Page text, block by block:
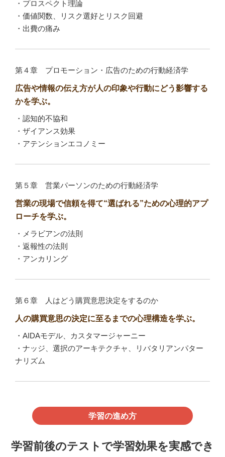
・プロスペクト理論
・価値関数、リスク選好とリスク回避
・出費の痛み
第４章 プロモーション・広告のための行動経済学
広告や情報の伝え方が人の印象や行動にどう影響する
かを学ぶ。
・認知的不協和
・ザイアンス効果
・アテンションエコノミー
第５章 営業パーソンのための行動経済学
営業の現場で信頼を得て“選ばれる”ための心理的アプ
ローチを学ぶ。
・メラビアンの法則
・返報性の法則
・アンカリング
第６章 人はどう購買意思決定をするのか
人の購買意思の決定に至るまでの心理構造を学ぶ。
・AIDAモデル、カスタマージャーニー
・ナッジ、選択のアーキテクチャ、リバタリアンパター
ナリズム
学習の進め方
学習前後のテストで学習効果を実感でき